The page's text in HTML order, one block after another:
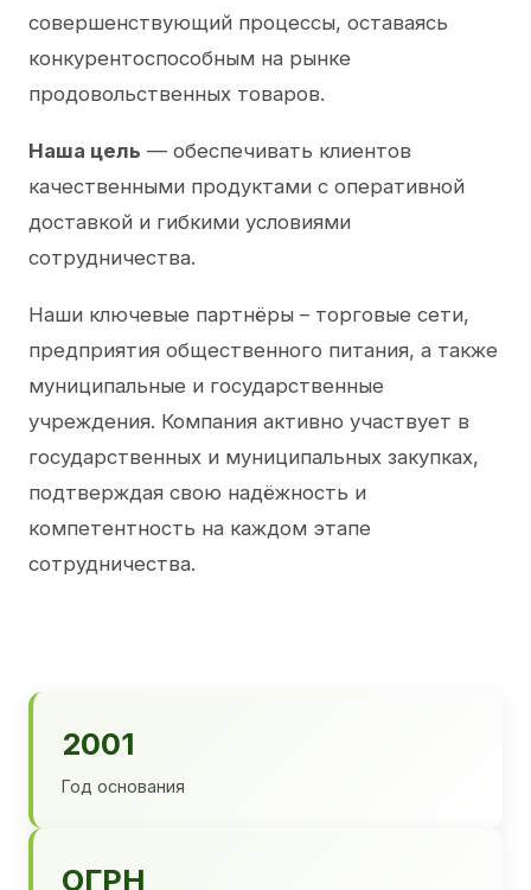
совершенствующий процессы, оставаясь
конкурентоспособным на рынке
продовольственных товаров.
Наша цель — обеспечивать клиентов
качественными продуктами с оперативной
доставкой и гибкими условиями
сотрудничества.
Наши ключевые партнёры – торговые сети,
предприятия общественного питания, а также
муниципальные и государственные
учреждения. Компания активно участвует в
государственных и муниципальных закупках,
подтверждая свою надёжность и
компетентность на каждом этапе
сотрудничества.
2001
Год основания
ОГРН